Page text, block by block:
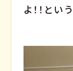
よ！！とい